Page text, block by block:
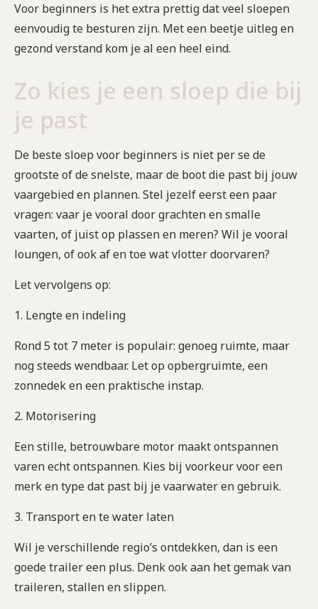
Voor beginners is het extra prettig dat veel sloepen
eenvoudig te besturen zijn. Met een beetje uitleg en
gezond verstand kom je al een heel eind.
Zo kies je een sloep die bij
je past
De beste sloep voor beginners is niet per se de
grootste of de snelste, maar de boot die past bij jouw
vaargebied en plannen. Stel jezelf eerst een paar
vragen: vaar je vooral door grachten en smalle
vaarten, of juist op plassen en meren? Wil je vooral
loungen, of ook af en toe wat vlotter doorvaren?
Let vervolgens op:
1. Lengte en indeling
Rond 5 tot 7 meter is populair: genoeg ruimte, maar
nog steeds wendbaar. Let op opbergruimte, een
zonnedek en een praktische instap.
2. Motorisering
Een stille, betrouwbare motor maakt ontspannen
varen echt ontspannen. Kies bij voorkeur voor een
merk en type dat past bij je vaarwater en gebruik.
3. Transport en te water laten
Wil je verschillende regio’s ontdekken, dan is een
goede trailer een plus. Denk ook aan het gemak van
traileren, stallen en slippen.